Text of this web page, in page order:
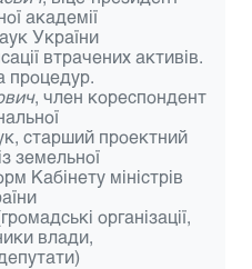
академії
України
втрачених активів.
процедур.
, член кореспондент
старший проектний
земельної
Кабінету міністрів
організації,
влади,